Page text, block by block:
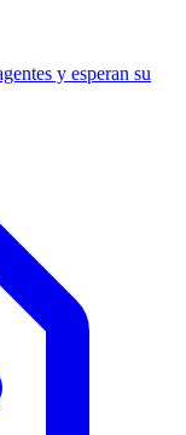
y esperan su